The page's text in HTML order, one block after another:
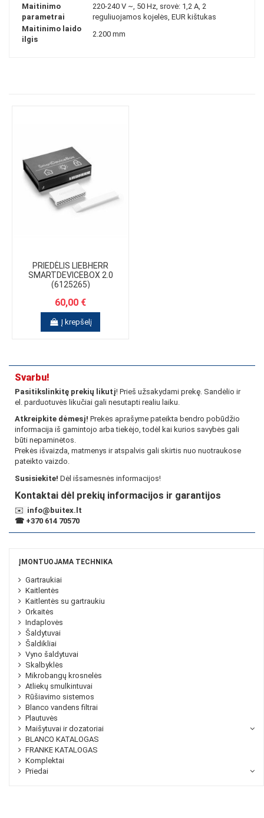
Maitinimo
parametrai
220-240 V ~, 50 Hz, srovė: 1,2 A, 2
reguliuojamos kojelės, EUR kištukas
Maitinimo laido
ilgis
2.200 mm
PRIEDĖLIS LIEBHERR
SMARTDEVICEBOX 2.0
(6125265)
60,00 €
Į krepšelį
Svarbu!
Pasitikslinkitę prekių likutį! Prieš užsakydami prekę. Sandėlio ir
el. parduotuvės likučiai gali nesutapti realiu laiku.
Atkreipkite dėmesį! Prekės aprašyme pateikta bendro pobūdžio
informacija iš gamintojo arba tiekėjo, todėl kai kurios savybės gali
būti nepaminėtos.
Prekės išvaizda, matmenys ir atspalvis gali skirtis nuo nuotraukose
pateikto vaizdo.
Susisiekite! Dėl išsamesnės informacijos!
Kontaktai dėl prekių informacijos ir garantijos
✉️ info@buitex.lt
☎ +370 614 70570
ĮMONTUOJAMA TECHNIKA
Gartraukiai
Kaitlentės
Kaitlentės su gartraukiu
Orkaitės
Indaplovės
Šaldytuvai
Šaldikliai
Vyno šaldytuvai
Skalbyklės
Mikrobangų krosnelės
Atliekų smulkintuvai
Rūšiavimo sistemos
Blanco vandens filtrai
Plautuvės
Maišytuvai ir dozatoriai
BLANCO KATALOGAS
FRANKE KATALOGAS
Komplektai
Priedai